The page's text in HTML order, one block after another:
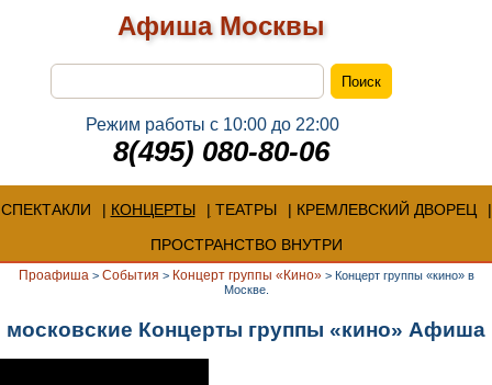
Афиша Москвы
Режим работы с 10:00 до 22:00
8(495) 080-80-06
СПЕКТАКЛИ КОНЦЕРТЫ ТЕАТРЫ
КРЕМЛЕВСКИЙ ДВОРЕЦ
ПРОСТРАНСТВО ВНУТРИ
Проафиша > События > Концерт группы «Кино»> Концерт группы «кино» в
Москве.
московские Концерты группы «кино» Афиша